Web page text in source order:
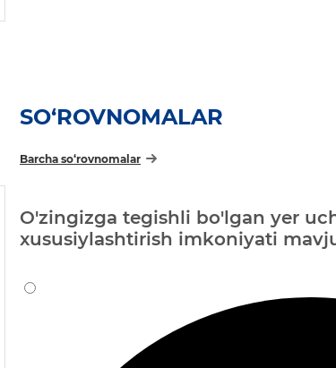
SO‘ROVNOMALAR
Barcha so‘rovnomalar
O'zingizga tegishli bo'lgan yer
xususiylashtirish imkoniyati